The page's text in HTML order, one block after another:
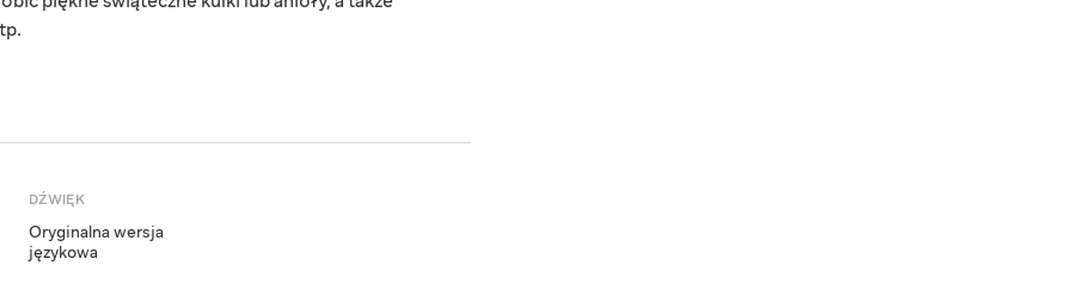
DŹWIĘK
Oryginalna wersja
językowa